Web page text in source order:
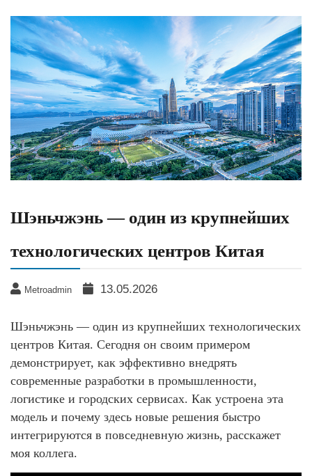
Шэньчжэнь — один из крупнейших
технологических центров Китая
Metroadmin 13.05.2026
Шэньчжэнь — один из крупнейших технологических
центров Китая. Сегодня он своим примером
демонстрирует, как эффективно внедрять
современные разработки в промышленности,
логистике и городских сервисах. Как устроена эта
модель и почему здесь новые решения быстро
интегрируются в повседневную жизнь, расскажет
моя коллега.